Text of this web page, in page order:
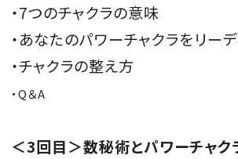
・7つのチャクラの意味
・あなたのパワーチャクラをリー
・チャクラの整え方
・Q＆A
＜3回目＞数秘術とパワーチャク